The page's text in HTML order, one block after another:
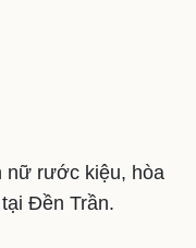
nữ rước kiệu, hòa
Đền Trần.